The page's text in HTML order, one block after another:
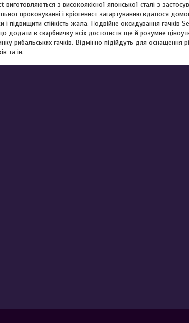
виготовляються з високоякісної японської сталі з
проковуванні і кріогенної загартуванню вдалося
і підвищити стійкість жала. Подвійне оксидування
додати в скарбничку всіх достоїнств ще й розумне
рибальських гачків. Відмінно підійдуть для оснащення
та ін.